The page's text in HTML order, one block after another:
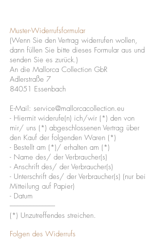
Muster-Widerrufsformular
(Wenn Sie den Vertrag widerrufen wollen,
dann füllen Sie bitte dieses Formular aus und
senden Sie es zurück.)
An die Mallorca Collection GbR
Adlerstraße 7
84051 Essenbach
E-Mail: service@mallorcacollection.eu
- Hiermit widerufe(n) ich/wir (*) den von
mir/ uns (*) abgeschlossenen Vertrag über
den Kauf der folgenden Waren (*)
- Bestellt am (*)/ erhalten am (*)
- Name des/ der Verbraucher(s)
- Anschrift des/ der Verbraucher(s)
- Unterschrift des/ der Verbraucher(s) (nur bei
Mitteilung auf Papier)
- Datum
-------------------------------
(*) Unzutreffendes streichen.
Folgen des Widerrufs